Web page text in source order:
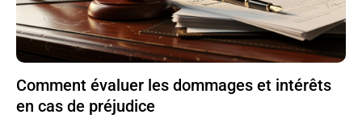
Comment évaluer les dommages et intérêts
en cas de préjudice